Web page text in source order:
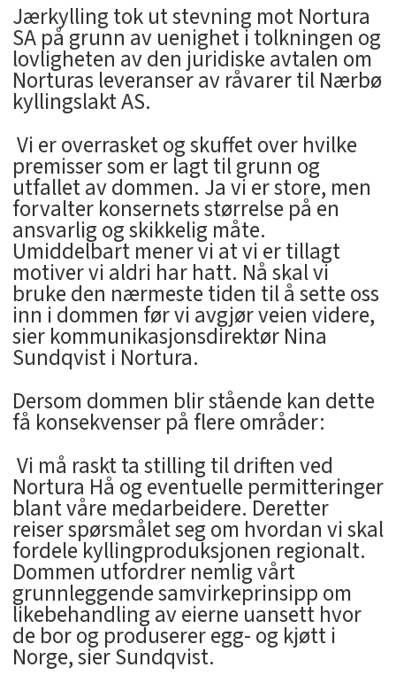
Jærkylling tok ut stevning mot Nortura
SA på grunn av uenighet i tolkningen og
lovligheten av den juridiske avtalen om
Norturas leveranser av råvarer til Nærbø
kyllingslakt AS.
 Vi er overrasket og skuffet over hvilke
premisser som er lagt til grunn og
utfallet av dommen. Ja vi er store, men
forvalter konsernets størrelse på en
ansvarlig og skikkelig måte.
Umiddelbart mener vi at vi er tillagt
motiver vi aldri har hatt. Nå skal vi
bruke den nærmeste tiden til å sette oss
inn i dommen før vi avgjør veien videre,
sier kommunikasjonsdirektør Nina
Sundqvist i Nortura.
Dersom dommen blir stående kan dette
få konsekvenser på flere områder:
 Vi må raskt ta stilling til driften ved
Nortura Hå og eventuelle permitteringer
blant våre medarbeidere. Deretter
reiser spørsmålet seg om hvordan vi skal
fordele kyllingproduksjonen regionalt.
Dommen utfordrer nemlig vårt
grunnleggende samvirkeprinsipp om
likebehandling av eierne uansett hvor
de bor og produserer egg- og kjøtt i
Norge, sier Sundqvist.